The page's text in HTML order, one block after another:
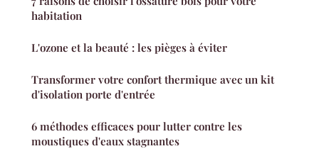
habitation
L'ozone et la beauté : les pièges à éviter
Transformer votre confort thermique avec un kit
d'isolation porte d'entrée
6 méthodes efficaces pour lutter contre les
moustiques d'eaux stagnantes